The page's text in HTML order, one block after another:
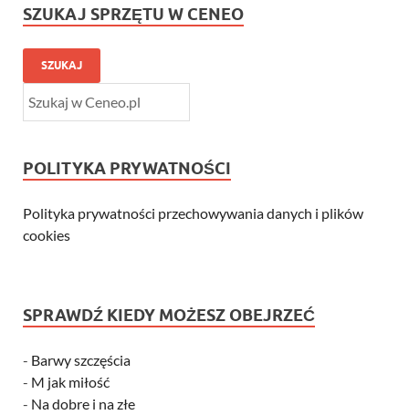
SZUKAJ SPRZĘTU W CENEO
SZUKAJ
POLITYKA PRYWATNOŚCI
Polityka prywatności przechowywania danych i plików
cookies
SPRAWDŹ KIEDY MOŻESZ OBEJRZEĆ
- Barwy szczęścia
- M jak miłość
- Na dobre i na złe